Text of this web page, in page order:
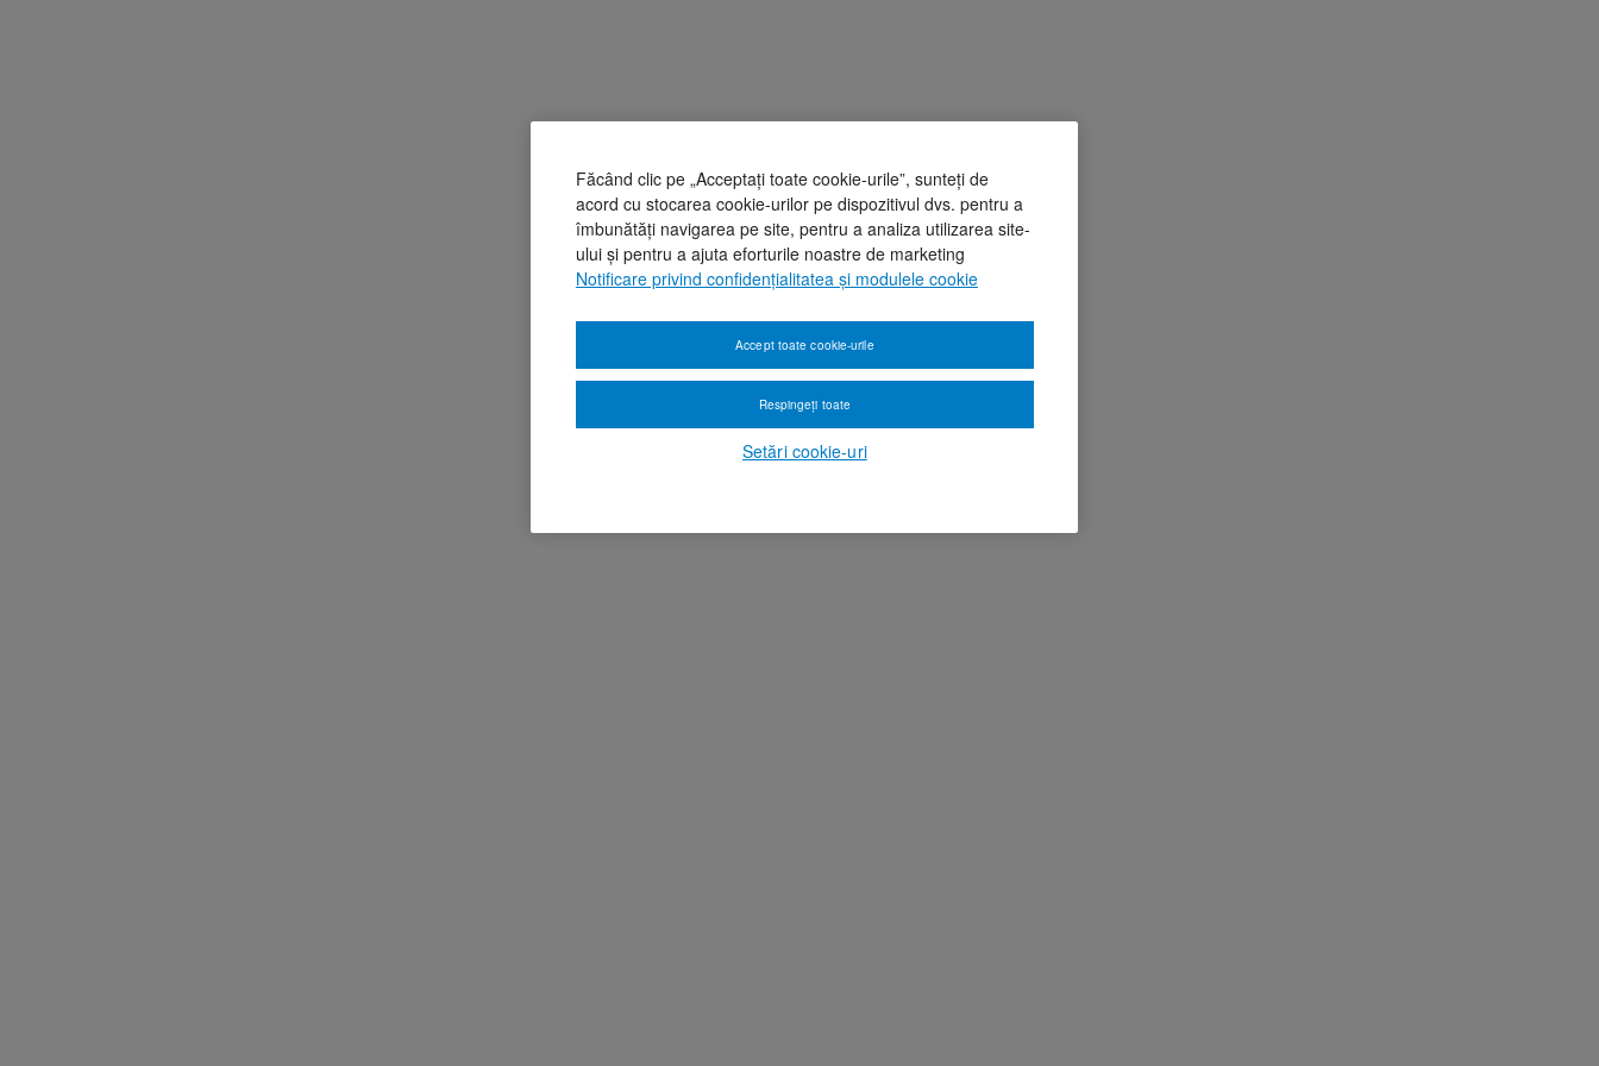
Făcând clic pe „Acceptați toate cookie-urile”, sunteți de
acord cu stocarea cookie-urilor pe dispozitivul dvs. pentru a
îmbunătăți navigarea pe site, pentru a analiza utilizarea site-
ului și pentru a ajuta eforturile noastre de marketing
Notificare privind confidențialitatea și modulele cookie
Setări cookie-uri
Respingeți toate
Accept toate cookie-urile